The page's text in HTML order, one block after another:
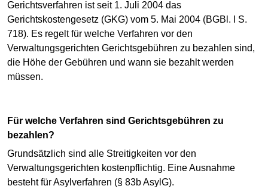
Gerichtsverfahren ist seit 1. Juli 2004 das
Gerichtskostengesetz (GKG) vom 5. Mai 2004 (BGBl. I S.
718). Es regelt für welche Verfahren vor den
Verwaltungsgerichten Gerichtsgebühren zu bezahlen sind,
die Höhe der Gebühren und wann sie bezahlt werden
müssen.
Für welche Verfahren sind Gerichtsgebühren zu
bezahlen?
Grundsätzlich sind alle Streitigkeiten vor den
Verwaltungsgerichten kostenpflichtig. Eine Ausnahme
besteht für Asylverfahren (§ 83b AsylG).